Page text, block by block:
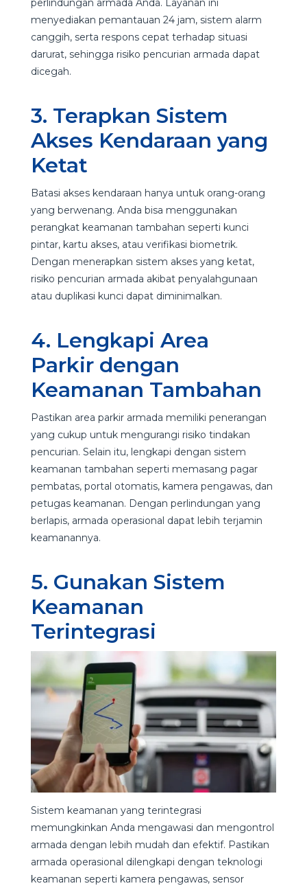
menyediakan pemantauan 24 jam, sistem alarm
canggih, serta respons cepat terhadap situasi
darurat, sehingga risiko pencurian armada dapat
dicegah.
3. Terapkan Sistem
Akses Kendaraan yang
Ketat
Batasi akses kendaraan hanya untuk orang-orang
yang berwenang. Anda bisa menggunakan
perangkat keamanan tambahan seperti kunci
pintar, kartu akses, atau verifikasi biometrik.
Dengan menerapkan sistem akses yang ketat,
risiko pencurian armada akibat penyalahgunaan
atau duplikasi kunci dapat diminimalkan.
4. Lengkapi Area
Parkir dengan
Keamanan Tambahan
Pastikan area parkir armada memiliki penerangan
yang cukup untuk mengurangi risiko tindakan
pencurian. Selain itu, lengkapi dengan sistem
keamanan tambahan seperti memasang pagar
pembatas, portal otomatis, kamera pengawas, dan
petugas keamanan. Dengan perlindungan yang
berlapis, armada operasional dapat lebih terjamin
keamanannya.
5. Gunakan Sistem
Keamanan
Terintegrasi
Sistem keamanan yang terintegrasi
memungkinkan Anda mengawasi dan mengontrol
armada dengan lebih mudah dan efektif. Pastikan
armada operasional dilengkapi dengan teknologi
keamanan seperti kamera pengawas, sensor